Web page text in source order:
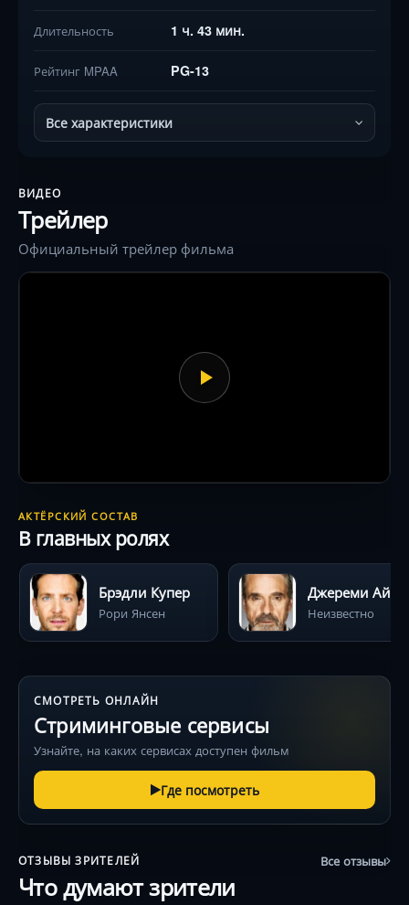
Длительность 1 ч. 43 мин.
Рейтинг MPAA PG-13
Все характеристики
ВИДЕО
Трейлер
Официальный трейлер фильма
АКТЁРСКИЙ СОСТАВ
В главных ролях
Брэдли Купер
Рори Янсен Неизвестно
СМОТРЕТЬ ОНЛАЙН
Стриминговые сервисы
Узнайте, на каких сервисах доступен фильм
Где посмотреть
ОТЗЫВЫ ЗРИТЕЛЕЙ
Что думают зрители
Все отзывы